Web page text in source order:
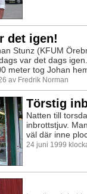
det igen!
Stunz (KFUM
var det dags
meter tog Johan
av Fredrik Norman
Törstig
Natten till
inbrottstjuv.
väl där inne
24 juni 1999